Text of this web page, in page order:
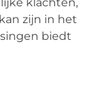
zijn in het
biedt